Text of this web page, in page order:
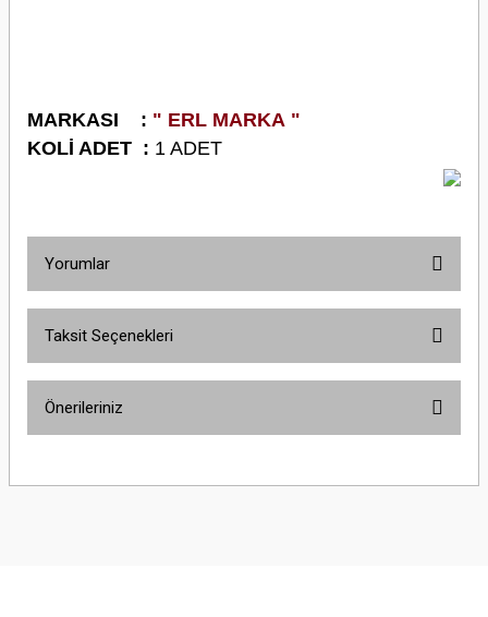
MARKASI : " ERL MARKA "
KOLİ ADET : 1 ADET
Yorumlar
Taksit Seçenekleri
Önerileriniz
yetersiz gördüğünüz noktaları öneri formunu kullanarak tarafımıza